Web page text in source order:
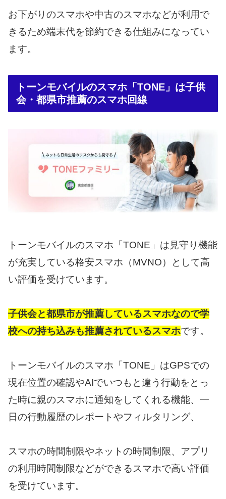
お下がりのスマホや中古のスマホなどが利用で
きるため端末代を節約できる仕組みになってい
ます。
トーンモバイルのスマホ「TONE」は子供
会・都県市推薦のスマホ回線
トーンモバイルのスマホ「TONE」は見守り機能
が充実している格安スマホ（MVNO）として高
い評価を受けています。
子供会と都県市が推薦しているスマホなので学
校への持ち込みも推薦されているスマホです。
トーンモバイルのスマホ「TONE」はGPSでの
現在位置の確認やAIでいつもと違う行動をとっ
た時に親のスマホに通知をしてくれる機能、一
日の行動履歴のレポートやフィルタリング、
スマホの時間制限やネットの時間制限、アプリ
の利用時間制限などができるスマホで高い評価
を受けています。